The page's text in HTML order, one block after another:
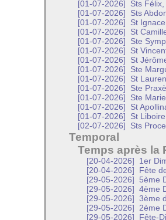
[01-07-2026]
Sts
[01-07-2026]
Sts
[01-07-2026]
St
[01-07-2026]
St
[01-07-2026]
Ste
[01-07-2026]
St
[01-07-2026]
St
[01-07-2026]
Ste
[01-07-2026]
St
[01-07-2026]
Ste
[01-07-2026]
Ste
[01-07-2026]
St
[01-07-2026]
St
[02-07-2026]
Sts
Temporal
Temps après la
[20-04-2026]
1er
[20-04-2026]
Fête
[29-05-2026]
5ème
[29-05-2026]
4ème
[29-05-2026]
3ème
[29-05-2026]
2ème
[29-05-2026]
Fête-